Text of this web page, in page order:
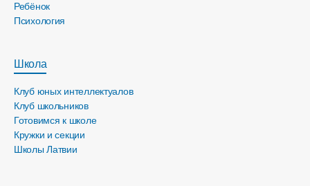
Ребёнок
Психология
Школа
Клуб юных интеллектуалов
Клуб школьников
Готовимся к школе
Кружки и секции
Школы Латвии